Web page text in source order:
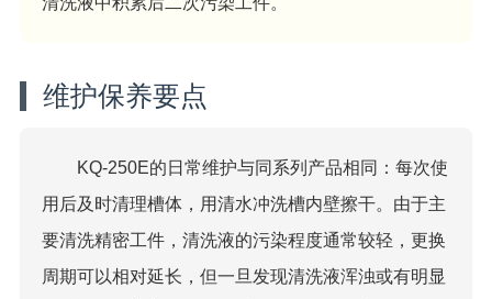
维护保养要点
KQ-250E的日常维护与同系列产品相同：每次使
用后及时清理槽体，用清水冲洗槽内壁擦干。由于主
要清洗精密工件，清洗液的污染程度通常较轻，更换
周期可以相对延长，但一旦发现清洗液浑浊或有明显